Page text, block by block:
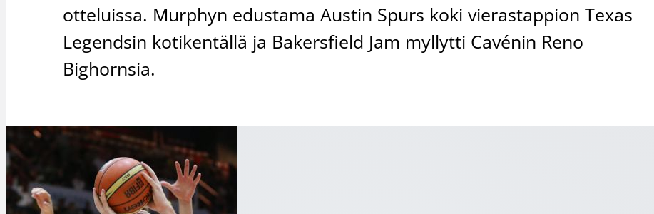
otteluissa. Murphyn edustama Austin Spurs koki vierastappion Texas
Legendsin kotikentällä ja Bakersfield Jam myllytti Cavénin Reno
Bighornsia.